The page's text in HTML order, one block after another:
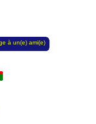
à un(e) ami(e)